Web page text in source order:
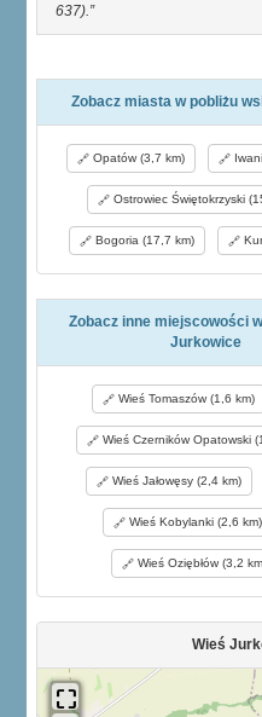
637).
Zobacz miasta w pobliżu
Opatów (3,7 km)
Ostrowiec Świętokrzyski
Bogoria (17,7 km)
Zobacz inne miejscowości
Jurkowice
Wieś Tomaszów (1,6 km)
Wieś Czerników Opatowski
Wieś Jałowęsy (2,4 km)
Wieś Kobylanki (2,6 km)
Wieś Oziębłów (3,2
Wieś